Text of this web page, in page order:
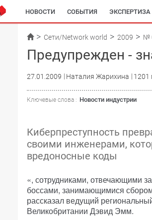
НОВОСТИ СОБЫТИЯ ЭКСПЕРТИЗА
Сети/Network world 2009 №
Предупрежден -
27.01.2009 Наталия Жарихина 1201
Ключевые слова : Новости индустрии
Киберпреступность
своими инженерами,
вредоносные коды
«, сотрудниками, отвечающими
боссами, занимающимися
рассказал ведущий
Великобритании Дэвид Эмм.